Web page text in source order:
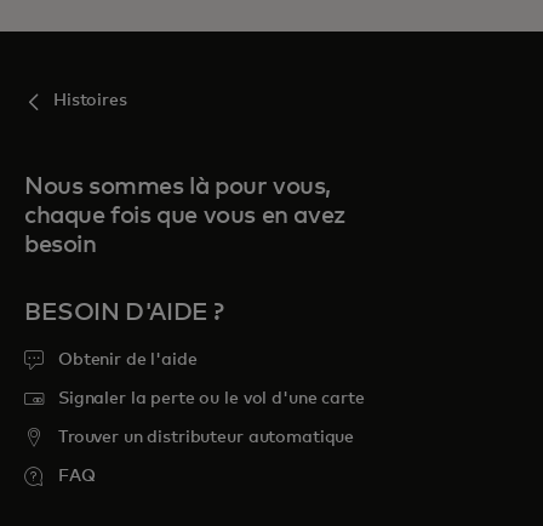
Histoires
Nous sommes là pour vous,
chaque fois que vous en avez
besoin
BESOIN D'AIDE ?
Obtenir de l'aide
Signaler la perte ou le vol d'une carte
Trouver un distributeur automatique
FAQ